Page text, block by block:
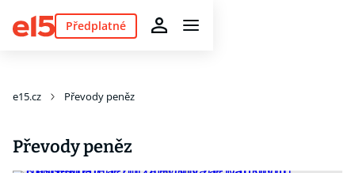
Předplatné
e15.cz Převody peněz
Převody peněz